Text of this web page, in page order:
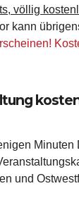
völlig
kann
Minuten
und